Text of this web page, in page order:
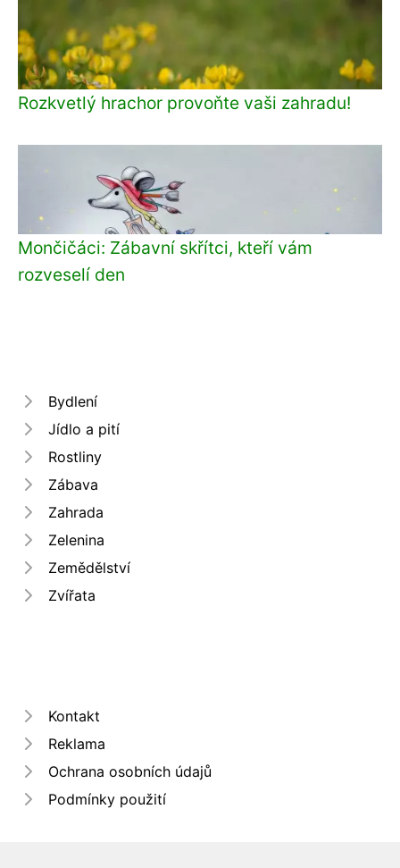
Rozkvetlý hrachor provoňte vaši zahradu!
Mončičáci: Zábavní skřítci, kteří vám
rozveselí den
Bydlení
Jídlo a pití
Rostliny
Zábava
Zahrada
Zelenina
Zemědělství
Zvířata
Kontakt
Reklama
Ochrana osobních údajů
Podmínky použití